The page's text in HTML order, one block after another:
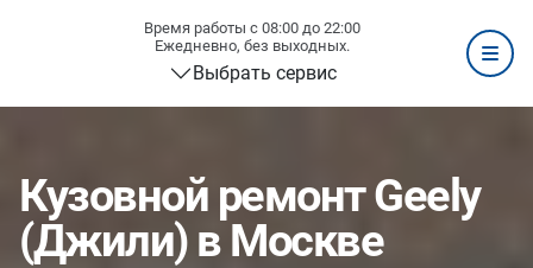
Время работы с 08:00 до 22:00
Ежедневно, без выходных.
Выбрать сервис
Кузовной ремонт Geely
(Джили) в Москве